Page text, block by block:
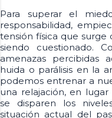
Para superar el
responsabilidad,
tensión física que surge
siendo cuestionado.
amenazas percibidas
huida o parálisis en la
podemos entrenar a
una relajación, en
se disparen los
situación actual del